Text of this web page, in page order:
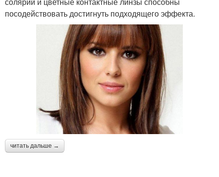
посодействовать достигнуть подходящего эффекта.
читать дальше →